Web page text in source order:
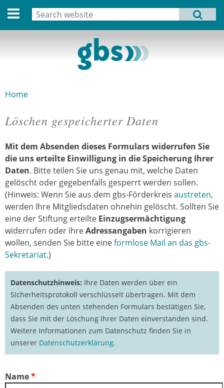
Deutsche Version
Dates
Archive
Links
Privacy Statement
Imprint
MENU
Home
Löschen gespeicherter Daten
Mit dem Absenden dieses Formularswiderrufen Sie
die uns erteilte Einwilligung in die Speicherung Ihrer
Daten. Bitte teilen Sie uns genau mit, welche Daten
gelöscht oder gegebenfalls gesperrt werden sollen.
(Hinweis: Wenn Sie aus dem gbs-Förderkreis austreten,
werden Ihre Mitgliedsdaten ohnehin gelöscht. Sollten Sie
eine der Stiftung erteilte Einzugsermächtigung
widerrufen oder ihreAdressangaben korrigieren
wollen, senden Sie bitte eineformlose Mail an das gbs-
Sekretariat.)
Datenschutzhinweis: Ihre Daten werden über ein
Sicherheitsprotokoll verschlüsselt übertragen. Mit dem
Absenden des unten stehenden Formulars bestätigen Sie,
dass Sie mit der Löschung Ihrer Daten einverstanden sind.
Weitere Informationen zum Datenschutz finden Sie in
unserer Datenschutzerklärung.
Name*
Search form
Search